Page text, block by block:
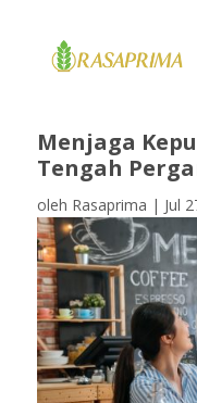
Menjaga
Tengah
oleh Rasaprima | Jul